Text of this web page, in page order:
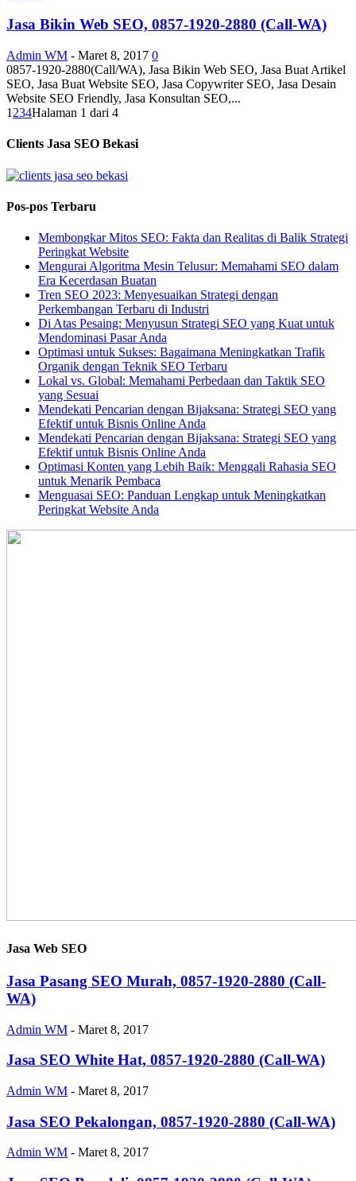
Jasa Bikin Web SEO, 0857-1920-2880 (Call-WA)
Admin WM - Maret 8, 2017 0
0857-1920-2880(Call/WA), Jasa Bikin Web SEO, Jasa Buat Artikel
SEO, Jasa Buat Website SEO, Jasa Copywriter SEO, Jasa Desain
Website SEO Friendly, Jasa Konsultan SEO,...
1 234Halaman 1 dari 4
Clients Jasa SEO Bekasi
Pos-pos Terbaru
Membongkar Mitos SEO: Fakta dan Realitas di Balik Strategi
Peringkat Website
Mengurai Algoritma Mesin Telusur: Memahami SEO dalam
Era Kecerdasan Buatan
Tren SEO 2023: Menyesuaikan Strategi dengan
Perkembangan Terbaru di Industri
Di Atas Pesaing: Menyusun Strategi SEO yang Kuat untuk
Mendominasi Pasar Anda
Optimasi untuk Sukses: Bagaimana Meningkatkan Trafik
Organik dengan Teknik SEO Terbaru
Lokal vs. Global: Memahami Perbedaan dan Taktik SEO
yang Sesuai
Mendekati Pencarian dengan Bijaksana: Strategi SEO yang
Efektif untuk Bisnis Online Anda
Mendekati Pencarian dengan Bijaksana: Strategi SEO yang
Efektif untuk Bisnis Online Anda
Optimasi Konten yang Lebih Baik: Menggali Rahasia SEO
untuk Menarik Pembaca
Menguasai SEO: Panduan Lengkap untuk Meningkatkan
Peringkat Website Anda
Jasa Web SEO
Jasa Pasang SEO Murah, 0857-1920-2880 (Call-
WA)
Admin WM - Maret 8, 2017
Jasa SEO White Hat, 0857-1920-2880 (Call-WA)
Admin WM - Maret 8, 2017
Jasa SEO Pekalongan, 0857-1920-2880 (Call-WA)
Admin WM - Maret 8, 2017